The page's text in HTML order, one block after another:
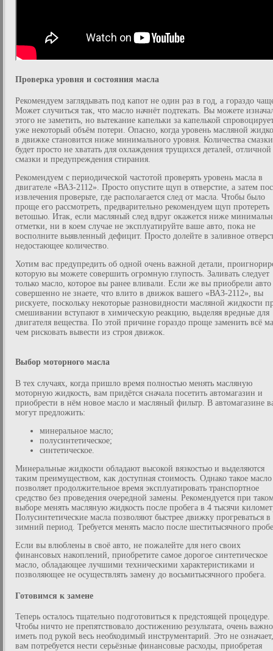
Проверка уровня и состояния масла
Рекомендуем заглядывать под капот не один раз в год, а гораздо
Может случиться так, что масло начнёт подтекать. Вы можете
этого не заметить, но вытекание капельки за капелькой
уже некоторый объём потери. Опасно, когда уровень масляной
в движке становится ниже минимального уровня. Количества смазки
будет просто не хватать для охлаждения трущихся деталей,
смазки и предупреждения стирания.
Рекомендуем с периодической частотой проверять уровень масла в
двигателе «ВАЗ-2112». Просто опустите щуп в отверстие, а затем
извлечения проверьте, где располагается след от масла. Чтобы было
проще его рассмотреть, предварительно рекомендуем щуп протереть
ветошью. Итак, если масляный след вдруг окажется ниже
отметки, ни в коем случае не эксплуатируйте ваше авто, пока не
восполните выявленный дефицит. Просто долейте в заливное
недостающее количество.
Хотим вас предупредить об одной очень важной детали,
которую вы можете совершить огромную глупость. Заливать следует
только масло, которое вы ранее вливали. Если же вы приобрели
совершенно не знаете, что влито в движок вашего «ВАЗ-2112», вы
рискуете, поскольку некоторые разновидности масляной жидкости
смешивании вступают в химическую реакцию, выделяя вредные для
двигателя вещества. По этой причине гораздо проще заменить всё
чем рисковать вывести из строя движок.
Выбор моторного масла
В тех случаях, когда пришло время полностью менять масляную
моторную жидкость, вам придётся сначала посетить автомагазин и
приобрести в нём новое масло и масляный фильтр. В автомагазине
могут предложить:
минеральное масло;
полусинтетическое;
синтетическое.
Минеральные жидкости обладают высокой вязкостью и выделяются
таким преимуществом, как доступная стоимость. Однако такое
позволяет продолжительное время эксплуатировать транспортное
средство без проведения очередной замены. Рекомендуется при
выборе менять масляную жидкость после пробега в 4 тысячи
Полусинтетические масла позволяют быстрее движку прогреваться в
зимний период. Требуется менять масло после шеститысячного
Если вы влюблены в своё авто, не пожалейте для него своих
финансовых накоплений, приобретите самое дорогое синтетическое
масло, обладающее лучшими техническими характеристиками и
позволяющее не осуществлять замену до восьмитысячного пробега.
Готовимся к замене
Теперь осталось тщательно подготовиться к предстоящей процедуре.
Чтобы ничто не препятствовало достижению результата, очень важно
иметь под рукой весь необходимый инструментарий. Это не
вам потребуется нести серьёзные финансовые расходы, приобретая